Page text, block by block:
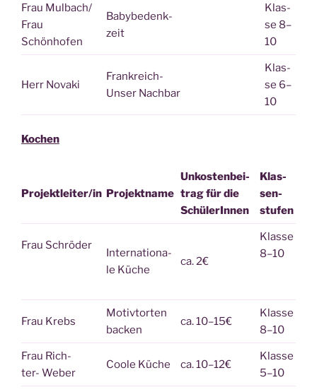
Frau Mulbach/
Frau
Schönhofen
Baby­be­denk­
zeit
Klas­
se 8–
10
Herr Nova­ki
Frank­reich-
Unser Nachbar
Klas­
se 6–
10
Kochen
Projektleiter/in Pro­jekt­na­me
Unkos­ten­bei­
trag für die
SchülerInnen
Klas­
sen­
stu­fen
Frau Schrö­der
Inter­na­tio­na­
le Küche
ca. 2€
Klas­se
8–10
Frau Krebs
Motiv­tor­ten
backen
ca. 10–15€
Klas­se
8–10
Frau Rich­
ter- Weber
Coo­le Küche ca. 10–12€
Klas­se
5–10